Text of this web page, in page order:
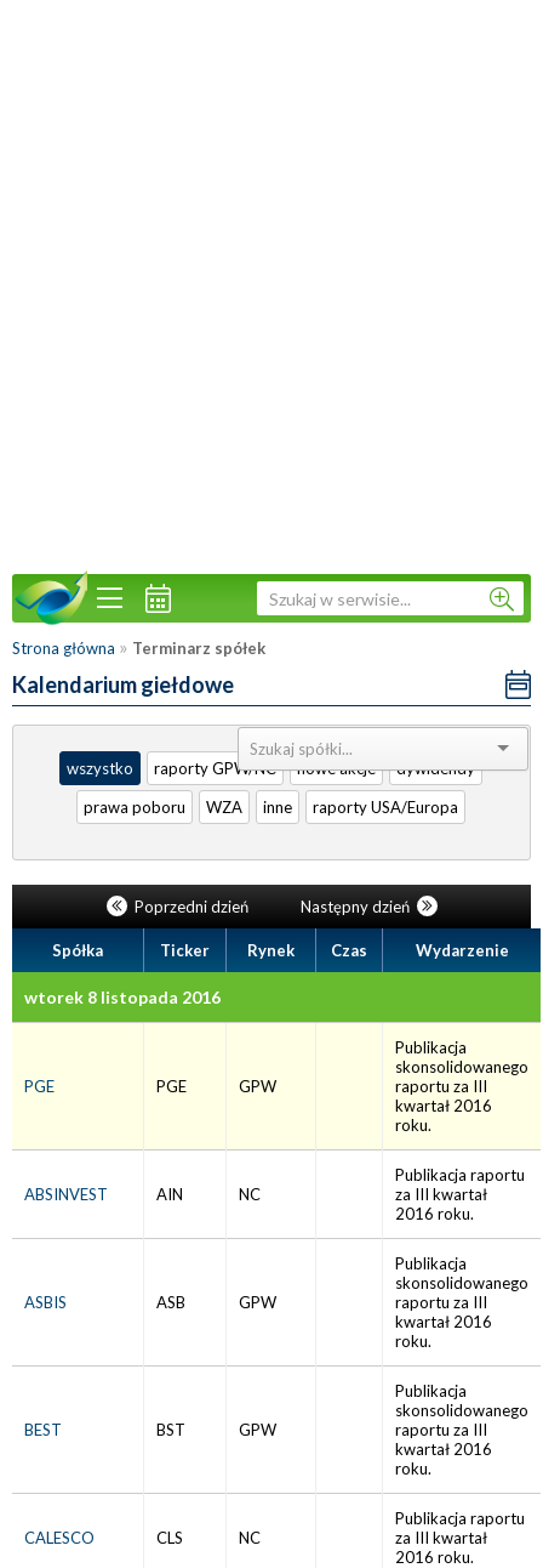
Strona główna » Terminarz spółek
Kalendarium giełdowe
Sortuj:
wszystko
raporty GPW/NC nowe akcje
dywidendy
prawa poboru
WZA inne raporty USA/Europa
Poprzedni dzień Następny dzień
Spółka Ticker Rynek Czas Wydarzenie
wtorek 8 listopada 2016
PGE PGE GPW
Publikacja
skonsolidowanego
raportu za III
kwartał 2016
roku.
ABSINVEST AIN NC
Publikacja raportu
za III kwartał
2016 roku.
ASBIS ASB GPW
Publikacja
skonsolidowanego
raportu za III
kwartał 2016
roku.
BEST BST GPW
Publikacja
skonsolidowanego
raportu za III
kwartał 2016
roku.
CALESCO CLS NC
Publikacja raportu
za III kwartał
2016 roku.